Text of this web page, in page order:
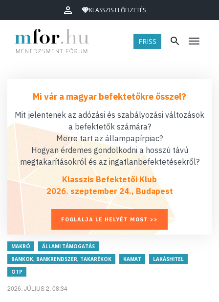
KLASSZIS ELŐFIZETÉS
FRISS Menü
Mi vár a magyar befektetőkre ősszel?
Mit jelentenek az adózási és szabályozási változások
a befektetők számára?
Merre tart az állampapírpiac?
Hogyan érdemes gondolkodni a hosszú távú
megtakarításokról és az ingatlanbefektetésekről?
Klasszis Befektetői Klub
2026. szeptember 24., Budapest
FOGLALJA LE HELYÉT MOST >>
MAKRÓ
ÁLLAMI TÁMOGATÁS
BANKOK, BANKRENDSZER, TAKARÉKOK
KAMAT
LAKÁSHITEL
OTP
2026. JÚLIUS 2. 08:34